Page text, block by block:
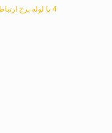
4 پا لوله برج ارتباطات